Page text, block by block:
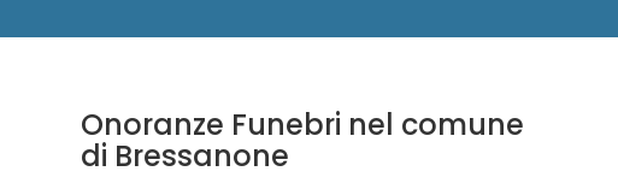
Onoranze Funebri nel comune
di Bressanone